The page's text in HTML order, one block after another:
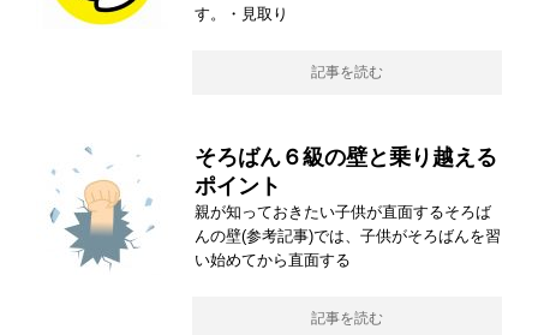
す。・見取り
記事を読む
そろばん６級の壁と乗り越える
ポイント
親が知っておきたい子供が直面するそろば
んの壁(参考記事)では、子供がそろばんを習
い始めてから直面する
記事を読む